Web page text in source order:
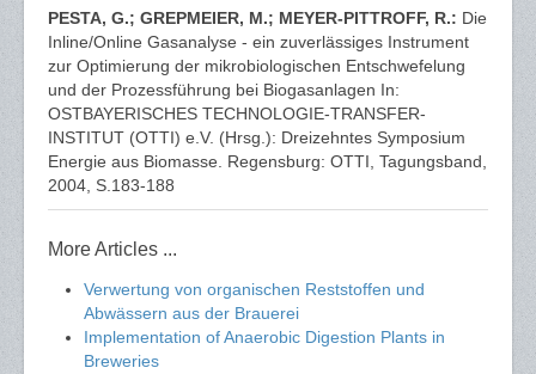
PESTA, G.; GREPMEIER, M.; MEYER-PITTROFF, R.: Die
Inline/Online Gasanalyse - ein zuverlässiges Instrument
zur Optimierung der mikrobiologischen Entschwefelung
und der Prozessführung bei Biogasanlagen In:
OSTBAYERISCHES TECHNOLOGIE-TRANSFER-
INSTITUT (OTTI) e.V. (Hrsg.): Dreizehntes Symposium
Energie aus Biomasse. Regensburg: OTTI, Tagungsband,
2004, S.183-188
More Articles ...
Verwertung von organischen Reststoffen und
Abwässern aus der Brauerei
Implementation of Anaerobic Digestion Plants in
Breweries